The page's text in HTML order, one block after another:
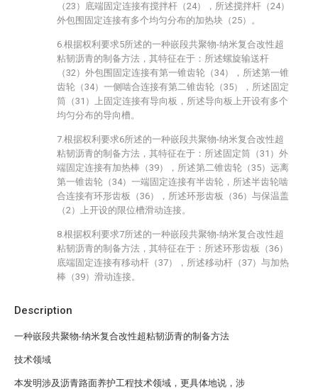
Description
一种嵌段共聚物-纳米复合改性超粘韧沥青的制备方法
技术领域
本发明涉及沥青路面养护工程技术领域，更具体地说，涉
（23）底端固定连接有搅拌杆（24），所述搅拌杆（24）
外包围固定连接有多个均匀分布的加热块（25）。
6.根据权利要求5所述的一种嵌段共聚物-纳米复合改性超
粘韧沥青的制备方法，其特征在于：所述螺旋输送杆
（32）外包围固定连接有第一锥齿轮（34），所述第一锥
齿轮（34）一侧啮合连接有第二锥齿轮（35），所述固定
筒（31）上固定连接有导向板，所述导向板上开设有多个
均匀分布的导向槽。
7.根据权利要求6所述的一种嵌段共聚物-纳米复合改性超
粘韧沥青的制备方法，其特征在于：所述固定筒（31）外
端固定连接有加热棒（39），所述第二锥齿轮（35）远离
第一锥齿轮（34）一端固定连接有半齿轮，所述半齿轮啮
合连接有环形齿板（36），所述环形齿板（36）与保温盖
（2）上开设的限位槽滑动连接。
8.根据权利要求7所述的一种嵌段共聚物-纳米复合改性超
粘韧沥青的制备方法，其特征在于：所述环形齿板（36）
底端固定连接有移动杆（37），所述移动杆（37）与加热
棒（39）滑动连接。